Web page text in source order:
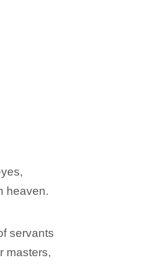
heaven.
servants
masters,